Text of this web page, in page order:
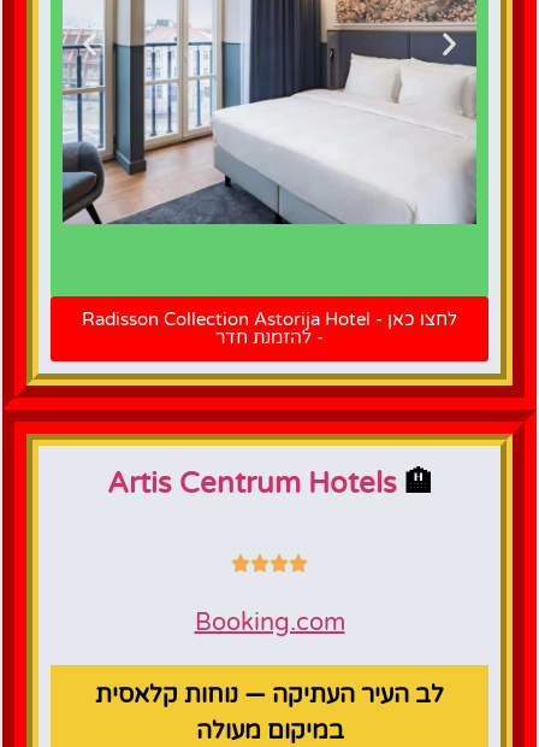
להזמנת
חדר
לחצו כאן - Radisson Collection Astorija Hotel
- להזמנת חדר
🏨
Artis Centrum Hotels
Booking.com
לב העיר העתיקה — נוחות קלאסית
במיקום מעולה